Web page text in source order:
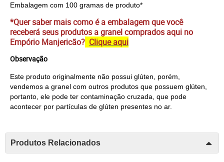
Embalagem com 100 gramas de produto*
*Quer saber mais como é a embalagem que você
receberá seus produtos a granel comprados aqui no
Empório Manjericão? Clique aqui
Observação
Este produto originalmente não possui glúten, porém,
vendemos a granel com outros produtos que possuem glúten,
portanto, ele pode ter contaminação cruzada, que pode
acontecer por partículas de glúten presentes no ar.
Produtos Relacionados